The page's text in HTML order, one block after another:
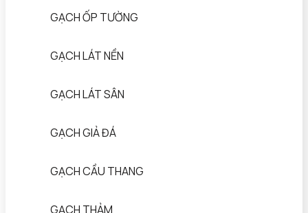
GẠCH ỐP TƯỜNG
GẠCH LÁT NỀN
GẠCH LÁT SÂN
GẠCH GIẢ ĐÁ
GẠCH CẦU THANG
GẠCH THẢM